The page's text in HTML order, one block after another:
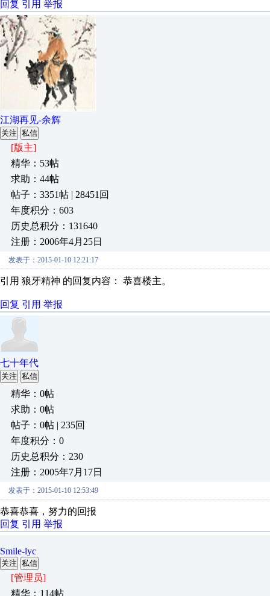
回复 引用 举报
江湖再见-余辉
关注 私信
[版主]
精华：53帖
求助：44帖
帖子：3351帖 | 28451回
年度积分：603
历史总积分：131640
注册：2006年4月25日
发表于：2015-01-10 12:21:17
引用 狼牙精神 的回复内容： 恭喜楼主。
回复 引用 举报
七十年代
关注 私信
精华：0帖
求助：0帖
帖子：0帖 | 235回
年度积分：0
历史总积分：230
注册：2005年7月17日
发表于：2015-01-10 12:53:49
恭喜恭喜，努力的回报
回复 引用 举报
Smile-lyc
关注 私信
[管理员]
精华：114帖